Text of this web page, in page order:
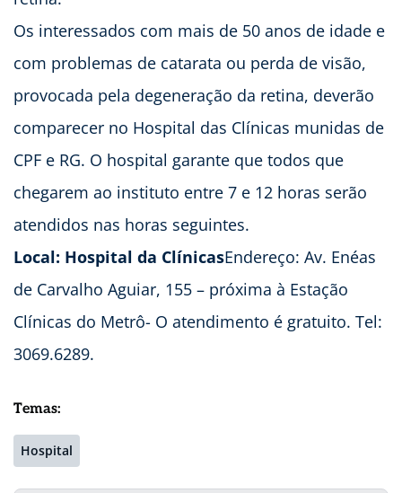
Os interessados com mais de 50 anos de idade e
com problemas de catarata ou perda de visão,
provocada pela degeneração da retina, deverão
comparecer no Hospital das Clínicas munidas de
CPF e RG. O hospital garante que todos que
chegarem ao instituto entre 7 e 12 horas serão
atendidos nas horas seguintes.
Local: Hospital da ClínicasEndereço: Av. Enéas
de Carvalho Aguiar, 155 – próxima à Estação
Clínicas do Metrô- O atendimento é gratuito. Tel:
3069.6289.
Temas:
Hospital